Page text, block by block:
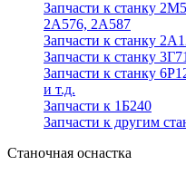
Запчасти к станку
2А576, 2А587
Запчасти к станку
Запчасти к станку
Запчасти к станку
и т.д.
Запчасти к 1Б240
Запчасти к другим
Станочная оснастка